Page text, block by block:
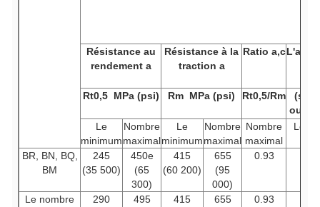
Résistance au
rendement a
Résistance à la
traction a
Ratio a,c
Rt0,5 MPa (psi) Rm MPa (psi) Rt0,5/Rm
(sur
ou 2
Le
minimum
Nombre
maximal
Le
minimum
Nombre
maximal
Nombre
maximal
Le
BR, BN, BQ,
BM
245
(35 500)
450e
(65
300)
415
(60 200)
655
(95
000)
0.93
Le nombre
290
495
415
655
0.93